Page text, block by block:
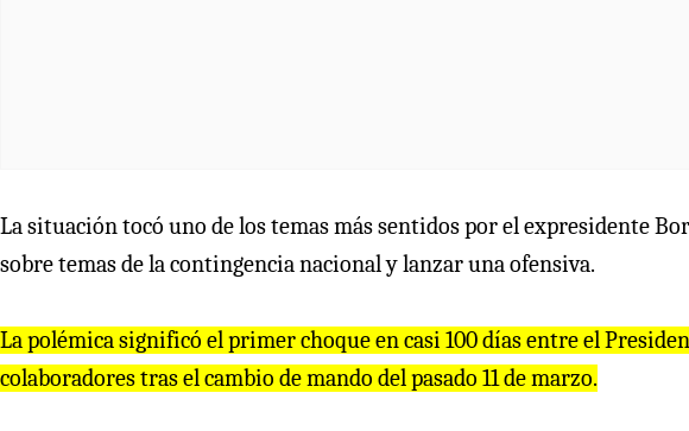
La situación tocó uno de los temas más sentidos por el expresidente
sobre temas de la contingencia nacional y lanzar una ofensiva.
La polémica significó el primer choque en casi 100 días entre el
colaboradores tras el cambio de mando del pasado 11 de marzo.